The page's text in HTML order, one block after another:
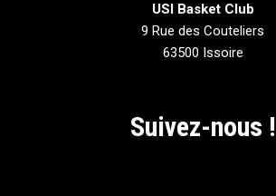
USI Basket Club
9 Rue des Couteliers
63500 Issoire
Suivez-nous !